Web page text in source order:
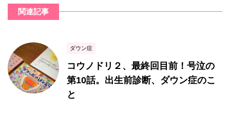
関連記事
ダウン症
コウノドリ２、最終回目前！号泣の
第10話。出生前診断、ダウン症のこ
と